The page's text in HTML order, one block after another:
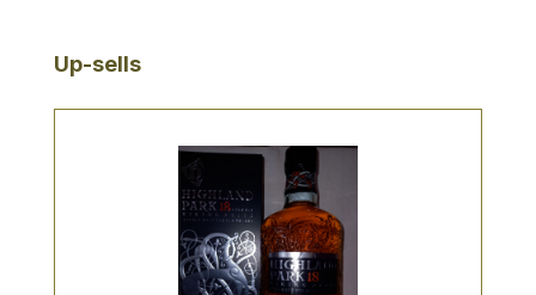
Produktgalerie überspringen
Up-sells